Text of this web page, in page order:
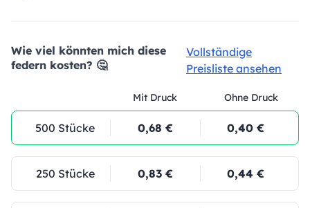
Wie viel könnten mich diese
federn kosten? 🤔
Vollständige
Preisliste ansehen
Mit Druck Ohne Druck
500 Stücke 0,68 € 0,40 €
250 Stücke 0,83 € 0,44 €